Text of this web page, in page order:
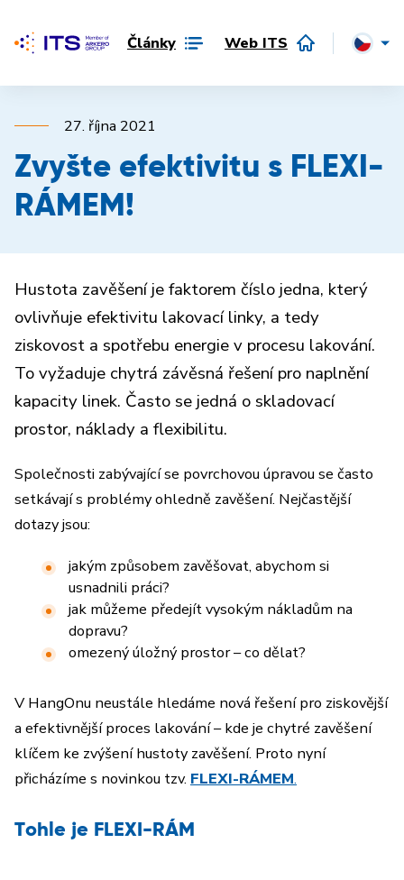
Články Web ITS
27. října 2021
Zvyšte efektivitu s FLEXI-
RÁMEM!
Hustota zavěšení je faktorem číslo jedna, který
ovlivňuje efektivitu lakovací linky, a tedy
ziskovost a spotřebu energie v procesu lakování.
To vyžaduje chytrá závěsná řešení pro naplnění
kapacity linek. Často se jedná o skladovací
prostor, náklady a flexibilitu.
Společnosti zabývající se povrchovou úpravou se často
setkávají s problémy ohledně zavěšení. Nejčastější
dotazy jsou:
jakým způsobem zavěšovat, abychom si
usnadnili práci?
jak můžeme předejít vysokým nákladům na
dopravu?
omezený úložný prostor – co dělat?
V HangOnu neustále hledáme nová řešení pro ziskovější
a efektivnější proces lakování – kde je chytré zavěšení
klíčem ke zvýšení hustoty zavěšení. Proto nyní
přicházíme s novinkou tzv. FLEXI-RÁMEM.
Tohle je FLEXI-RÁM